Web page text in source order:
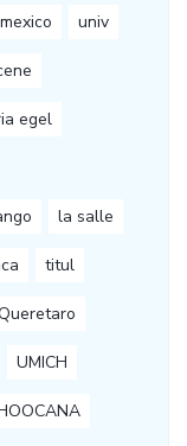
univ
egel
la salle
titul
UMICH